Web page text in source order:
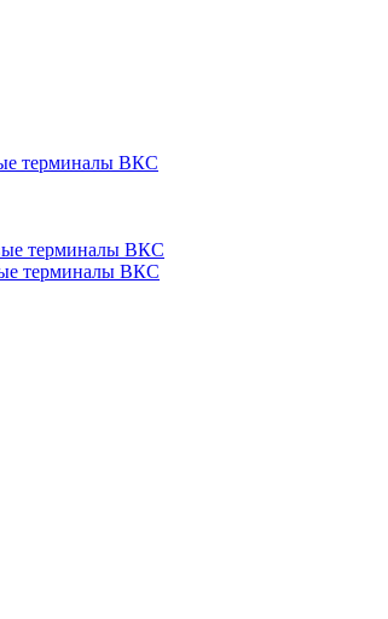
терминалы ВКС
терминалы ВКС
терминалы ВКС